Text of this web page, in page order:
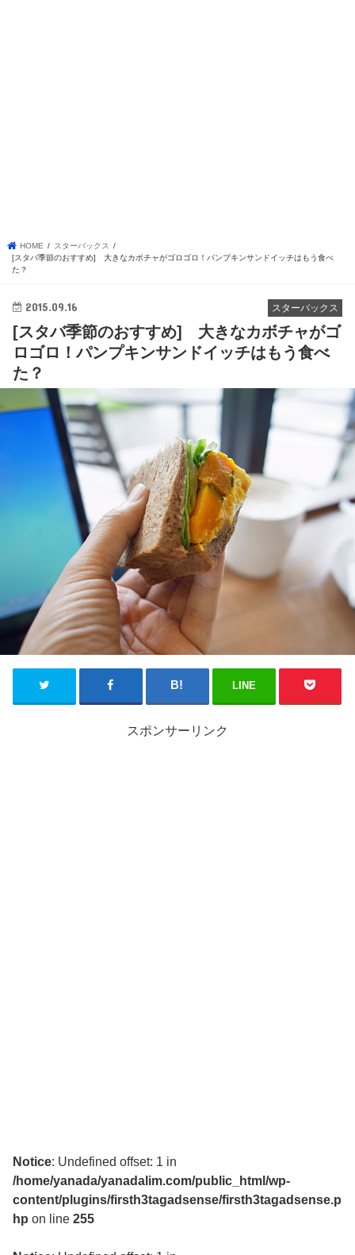
HOME
スターバックス
[スタバ季節のおすすめ] 大きなカボチャがゴロゴロ！パンプキンサンドイッチはもう食べ
た？
スターバックス
2015.09.16
[スタバ季節のおすすめ] 大きなカボチャがゴ
ロゴロ！パンプキンサンドイッチはもう食べ
た？
LINE
スポンサーリンク
Notice: Undefined offset: 1 in
/home/yanada/yanadalim.com/public_html/wp-
content/plugins/firsth3tagadsense/firsth3tagadsense.p
hp on line255